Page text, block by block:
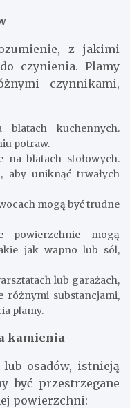
z jakimi
czynienia. Plamy
czynnikami,
kuchennych.
potraw.
na blatach stołowych.
aby uniknąć trwałych
mogą być trudne
powierzchnie mogą
jak wapno lub sól,
lub garażach,
różnymi substancjami,
plamy.
kamienia
osadów, istnieją
być przestrzegane
powierzchni: